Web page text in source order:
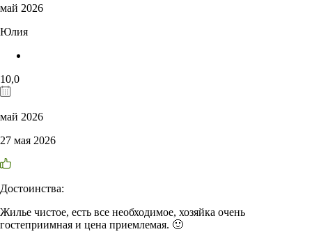
май 2026
Юлия
10,0
май 2026
27 мая 2026
Достоинства:
Жилье чистое, есть все необходимое, хозяйка очень
гостеприимная и цена приемлемая. 🙂